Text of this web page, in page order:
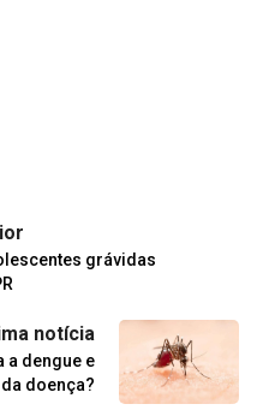
grávidas
notícia
a dengue e
doença?